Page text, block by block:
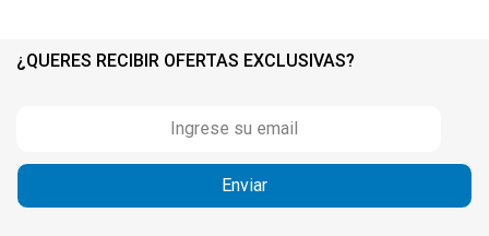
¿QUERES RECIBIR OFERTAS EXCLUSIVAS?